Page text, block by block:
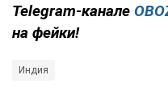
Telegram-канале
на фейки!
Индия